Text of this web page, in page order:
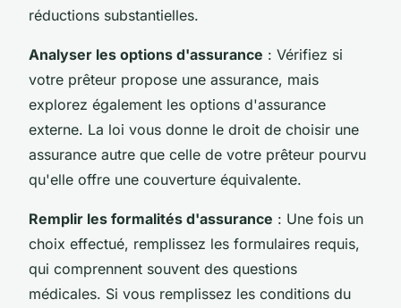
réductions substantielles.
Analyser les options d'assurance : Vérifiez si
votre prêteur propose une assurance, mais
explorez également les options d'assurance
externe. La loi vous donne le droit de choisir une
assurance autre que celle de votre prêteur pourvu
qu'elle offre une couverture équivalente.
Remplir les formalités d'assurance : Une fois un
choix effectué, remplissez les formulaires requis,
qui comprennent souvent des questions
médicales. Si vous remplissez les conditions du